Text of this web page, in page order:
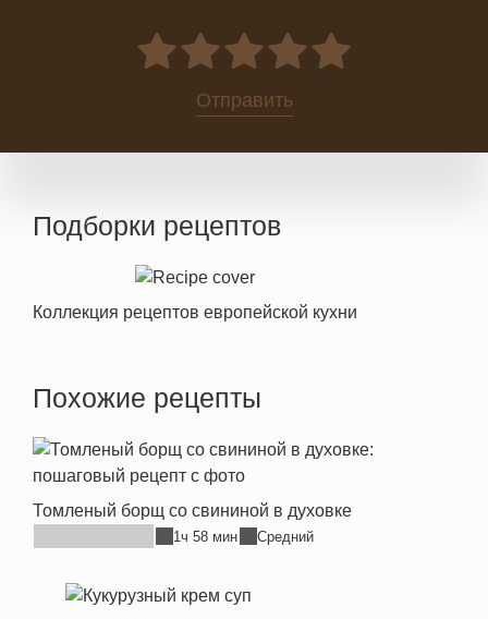
0
Отправить
Подборки рецептов
Коллекция рецептов европейской кухни
Похожие рецепты
Томленый борщ со свининой в духовке
1ч 58 мин Средний